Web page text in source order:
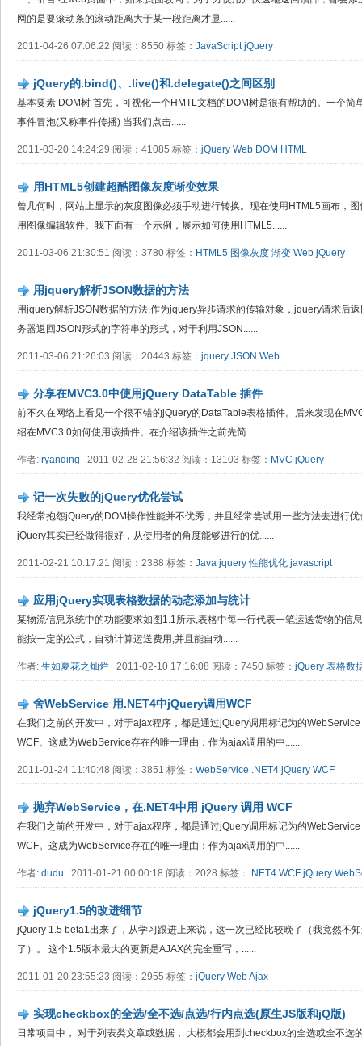
网的是要滚动条的滚动距离大于某一段距离才显......
2011-04-26 07:06:22 阅读：8550 标签： JavaScript jQuery
jQuery的.bind()、.live()和.delegate()之间区别
基本要素 DOM树 首先，可视化一个HMTL文档的DOM树是很有帮助的。一个简
事件冒泡(又称事件传播) 当我们点击......
2011-03-20 14:24:29 阅读：41085 标签： jQuery Web DOM HTML
用HTML5创建超酷图像灰度渐变效果
曾几何时，网站上显示的灰度图像必须手动进行转换。现在使用HTML5画布，
用图像编辑软件。我下面有一个示例，展示如何使用HTML5......
2011-03-06 21:30:51 阅读：3780 标签： HTML5 图像灰度 渐变 Web jQuery
用jquery解析JSON数据的方法
用jquery解析JSON数据的方法,作为jquery异步请求的传输对象，jquery请求后
务器返回JSON形式的字符串的形式，对于利用JSON......
2011-03-06 21:26:03 阅读：20443 标签： jquery JSON Web
分享在MVC3.0中使用jQuery DataTable 插件
前不久在网络上看见一个很不错的jQuery的DataTable表格插件。后来发现在
绍在MVC3.0如何使用该插件。在介绍该插件之前先简......
作者: ryanding 2011-02-28 21:56:32 阅读：13103 标签： MVC jQuery
记一次失败的jQuery优化尝试
我经常抱怨jQuery的DOM操作性能并不优秀，并且经常尝试用一些方法去进行
jQuery其实已经做得很好，从使用者的角度能够进行的优......
2011-02-21 10:17:21 阅读：2388 标签： Java jquery 性能优化 javascript
应用jQuery实现表格数据的动态添加与统计
某物流信息系统中的功能要求如图1.1所示,表格中每一行代表一笔运送货物的信
能按一定的公式，自动计算运送费用,并且能自动......
作者: 生如夏花之灿烂 2011-02-10 17:16:08 阅读：7450 标签： jQuery 表格数
舍WebService 用.NET4中jQuery调用WCF
在我们之前的开发中，对于ajax程序，都是通过jQuery调用标记为的
WCF。这成为WebService存在的唯一理由：作为ajax调用的中......
2011-01-24 11:40:48 阅读：3851 标签： WebService .NET4 jQuery WCF
抛弃WebService，在.NET4中用 jQuery 调用 WCF
在我们之前的开发中，对于ajax程序，都是通过jQuery调用标记为的
WCF。这成为WebService存在的唯一理由：作为ajax调用的中......
作者: dudu 2011-01-21 00:00:18 阅读：2028 标签： .NET4 WCF jQuery
jQuery1.5的改进细节
jQuery 1.5 beta1出来了，从学习跟进上来说，这一次已经比较晚了（我竟然不
了）。 这个1.5版本最大的更新是AJAX的完全重写，......
2011-01-20 23:55:23 阅读：2955 标签： jQuery WebAjax
实现checkbox的全选/全不选/点选/行内点选(原生JS版和jQ版)
日常项目中， 对于列表类文章或数据， 大概都会用到checkbox的全选或全不选